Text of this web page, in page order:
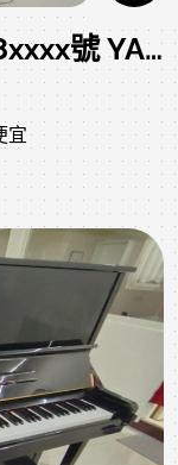
只要42000 台灣山葉 YT18xxxx號 YAMAHA U1 二手鋼琴 自己搬回家
宜
重珠碗、拭琴
、吊車、拆鍵
不怕您比較 歡迎
的信賴U 系列以其